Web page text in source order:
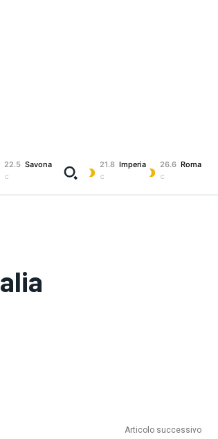
22.5
C
Savona 21.8
C
Imperia 26.6
C
Roma
Articolo successivo